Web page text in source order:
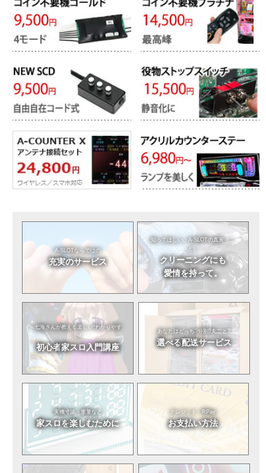
A-SLOTならではの
充実のサービス
知ってほしい。A-SLOTの真実（こ
と）
クリーニングにも
愛情を持って。
七海さんが教える楽しい!わかりやす
い!
初心者家スロ入門講座
あなたはどっち?分割?丸ごと?
選べる配送サービス
実機寸法・重量など
家スロを楽しむために
クレジット・RPay
お支払い方法